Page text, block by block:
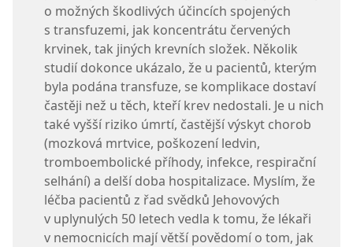
o možných škodlivých účincích spojených
s transfuzemi, jak koncentrátu červených
krvinek, tak jiných krevních složek. Několik
studií dokonce ukázalo, že u pacientů, kterým
byla podána transfuze, se komplikace dostaví
častěji než u těch, kteří krev nedostali. Je u nich
také vyšší riziko úmrtí, častější výskyt chorob
(mozková mrtvice, poškození ledvin,
tromboembolické příhody, infekce, respirační
selhání) a delší doba hospitalizace. Myslím, že
léčba pacientů z řad svědků Jehovových
v uplynulých 50 letech vedla k tomu, že lékaři
v nemocnicích mají větší povědomí o tom, jak